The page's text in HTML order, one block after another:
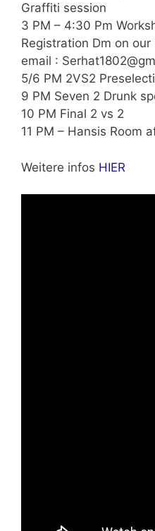
Graffiti session
3 PM – 4:30 Pm
Registration Dm on
email :
5/6 PM 2VS2
9 PM Seven 2 Drunk
10 PM Final 2 vs 2
11 PM – Hansis Room
Weitere infos HIER